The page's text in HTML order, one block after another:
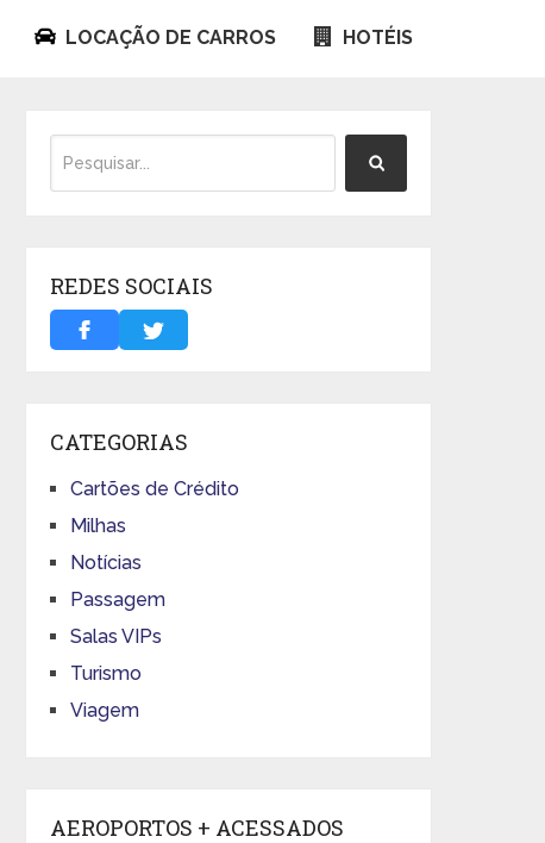
LOCAÇÃO DE CARROS HOTÉIS
REDES SOCIAIS
CATEGORIAS
Cartões de Crédito
Milhas
Notícias
Passagem
Salas VIPs
Turismo
Viagem
AEROPORTOS + ACESSADOS